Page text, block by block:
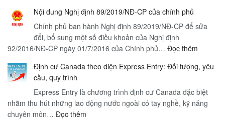
thời
gian
lý
tầm
quan
trọng
Bắc
|
Nội
–
Nội dung Nghị định 89/2019/NĐ-CP của chính phủ
Chính phủ ban hành Nghị định 89/2019/NĐ-CP để sửa
đổi, bổ sung một số điều khoản của Nghị định
92/2016/NĐ-CP ngày 01/7/2016 của Chính phủ… Đọc thêm
dung
định
89/
Định cư Canada theo diện Express Entry: Đối tượng, yêu
cầu, quy trình
Express Entry là chương trình định cư Canada đặc biệt
nhằm thu hút những lao động nước ngoài có tay nghề, kỹ năng
chuyên môn… Đọc thêm